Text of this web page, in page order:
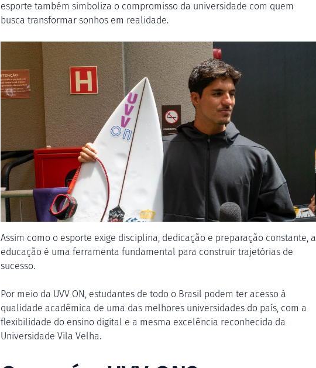
esporte também simboliza o compromisso da universidade com quem
busca transformar sonhos em realidade.
Assim como o esporte exige disciplina, dedicação e preparação constante, a
educação é uma ferramenta fundamental para construir trajetórias de
sucesso.
Por meio da UVV ON, estudantes de todo o Brasil podem ter acesso à
qualidade acadêmica de uma das melhores universidades do país, com a
flexibilidade do ensino digital e a mesma excelência reconhecida da
Universidade Vila Velha.